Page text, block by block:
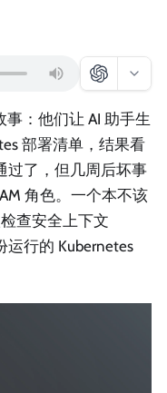
：他们让 AI 助手生
部署清单，结果看
过了，但几周后坏事
角色。一个本不该
查安全上下文
运行的 Kubernetes